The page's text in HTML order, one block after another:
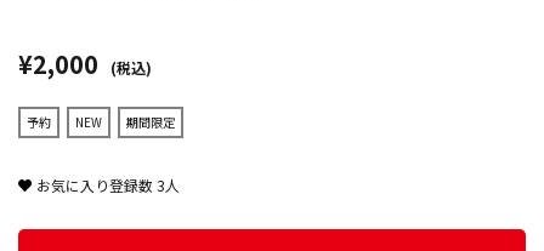
¥2,000 (税込)
予約 NEW 期間限定
お気に入り登録数3人